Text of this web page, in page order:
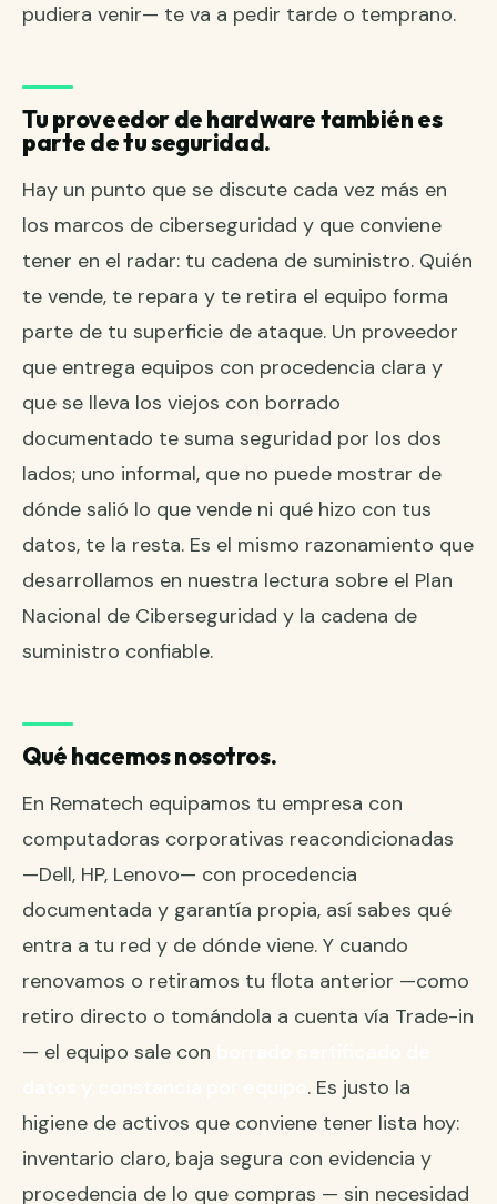
pudiera venir— te va a pedir tarde o temprano.
Tu proveedor de hardware también es
parte de tu seguridad.
Hay un punto que se discute cada vez más en
los marcos de ciberseguridad y que conviene
tener en el radar: tu cadena de suministro. Quién
te vende, te repara y te retira el equipo forma
parte de tu superficie de ataque. Un proveedor
que entrega equipos con procedencia clara y
que se lleva los viejos con borrado
documentado te suma seguridad por los dos
lados; uno informal, que no puede mostrar de
dónde salió lo que vende ni qué hizo con tus
datos, te la resta. Es el mismo razonamiento que
desarrollamos en nuestra lectura sobre el Plan
Nacional de Ciberseguridad y la cadena de
suministro confiable.
Qué hacemos nosotros.
En Rematech equipamos tu empresa con
computadoras corporativas reacondicionadas
—Dell, HP, Lenovo— con procedencia
documentada y garantía propia, así sabes qué
entra a tu red y de dónde viene. Y cuando
renovamos o retiramos tu flota anterior —como
retiro directo o tomándola a cuenta vía Trade-in
— el equipo sale con
. Es justo la
higiene de activos que conviene tener lista hoy:
inventario claro, baja segura con evidencia y
procedencia de lo que compras — sin necesidad